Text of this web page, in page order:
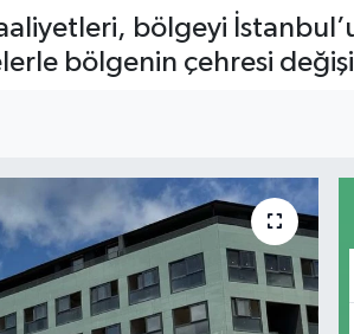
bölgeyi
bölgenin çehresi